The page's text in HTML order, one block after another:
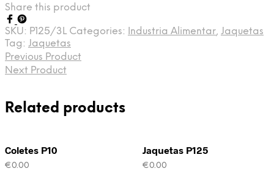
Share this product
SKU: P125/3L Categories: Industria Alimentar, Jaquetas
Tag: Jaquetas
Previous Product
Next Product
Related products
Coletes P10
€0.00
Jaquetas P125
€0.00